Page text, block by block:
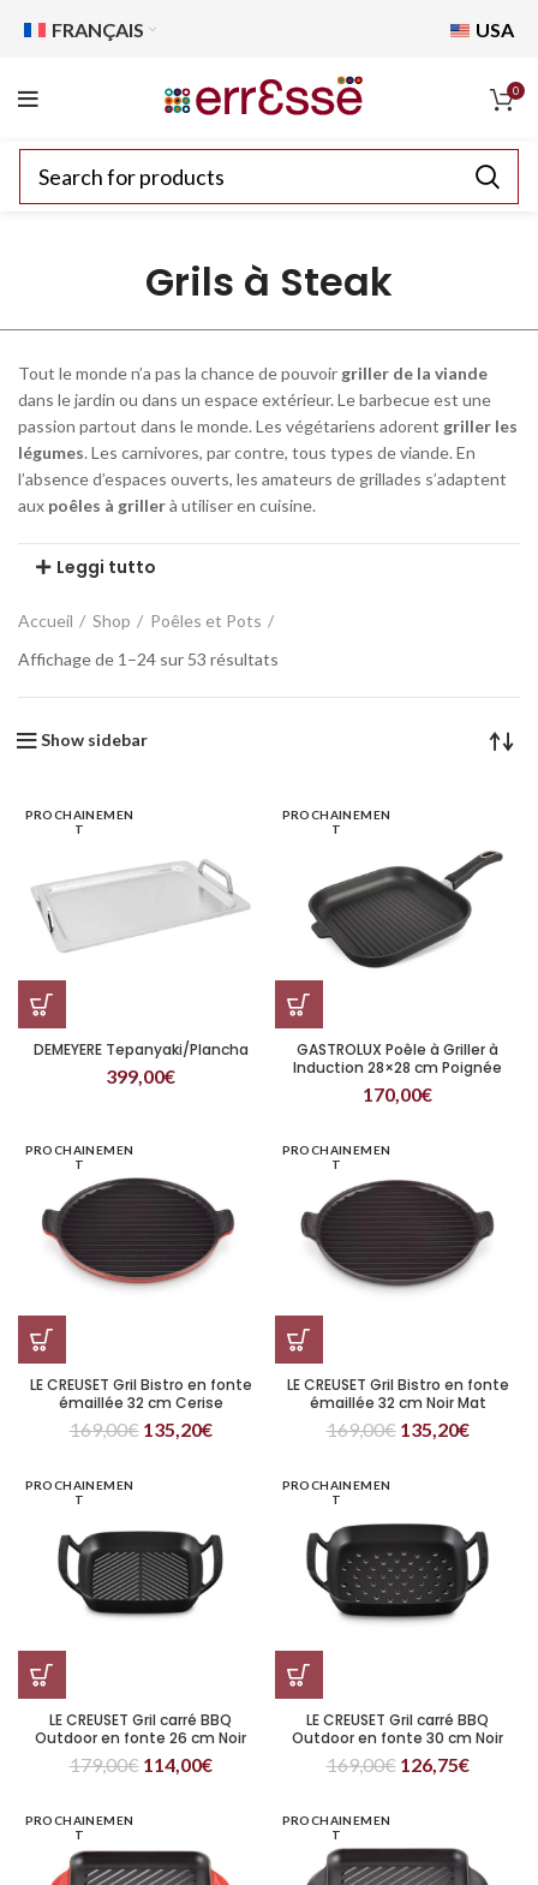
FRANÇAIS USA
0
Grils à Steak
Tout le monde n’a pas la chance de pouvoir griller de la viande
dans le jardin ou dans un espace extérieur. Le barbecue est une
passion partout dans le monde. Les végétariens adorent griller les
légumes. Les carnivores, par contre, tous types de viande. En
l’absence d’espaces ouverts, les amateurs de grillades s’adaptent
aux poêles à grillerà utiliser en cuisine.
Leggi tutto
Accueil Shop
Poêles et Pots
Affichage de 1–24 sur 53 résultats
Show sidebar
PROCHAINEMEN
T
DEMEYERE Tepanyaki/Plancha
399,00€
PROCHAINEMEN
T
GASTROLUX Poêle à Griller à
Induction 28×28 cm Poignée
Amovible
170,00€
PROCHAINEMEN
T
LE CREUSET Gril Bistro en fonte
émaillée 32 cm Cerise
169,00€ 135,20€
PROCHAINEMEN
T
LE CREUSET Gril Bistro en fonte
émaillée 32 cm Noir Mat
169,00€ 135,20€
PROCHAINEMEN
T
LE CREUSET Gril carré BBQ
Outdoor en fonte 26 cm Noir
179,00€ 114,00€
PROCHAINEMEN
T
LE CREUSET Gril carré BBQ
Outdoor en fonte 30 cm Noir
169,00€ 126,75€
PROCHAINEMEN
T
PROCHAINEMEN
T